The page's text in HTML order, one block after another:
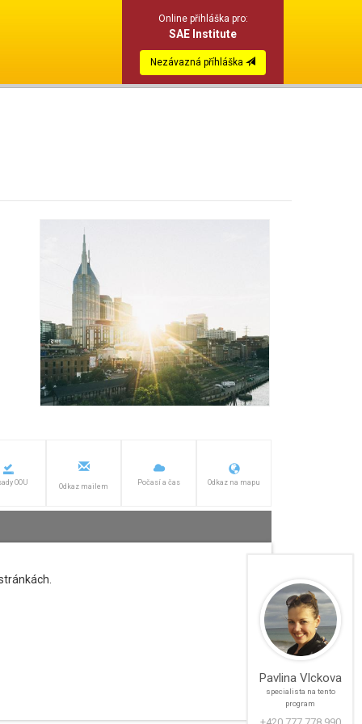
Online přihláška pro:
SAE Institute
Nezávazná příhláška
OOU Odkaz mailem Počasí a čas Odkaz na mapu
Pavlina Vlckova
specialista na tento
program